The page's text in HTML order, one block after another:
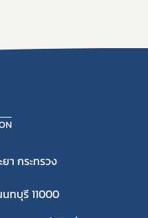
า กระทรวง
ทบุรี 11000